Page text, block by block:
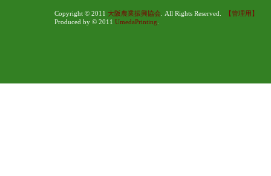
Copyright © 2011 大阪農業振興協会 . All Rights Reserved.
【管理用】
Produced by © 2011 UmedaPrinting